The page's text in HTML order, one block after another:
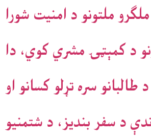
ملتونو د امنیت شورا
د کمېټۍ مشري کوي، دا
سره تړلو کسانو او
د سفر بندیز، د شتمنیو